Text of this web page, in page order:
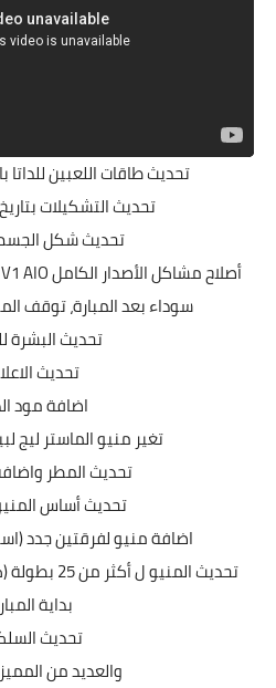
تحديث طاقات اللعبين للداتا
تحديث التشكيلات بتاريخ 19 أبريل 2021
تحديث شكل الجسم
سوداء بعد المبارة، توقف
تحديث البشرة
تحديث
اضافة مود
تغير منيو الماستر ليج لبيس 16
تحديث المطر
تحديث أساس
اضافة منيو لفرقتين جدد
تحديث
بداية
تحديث
والعديد من